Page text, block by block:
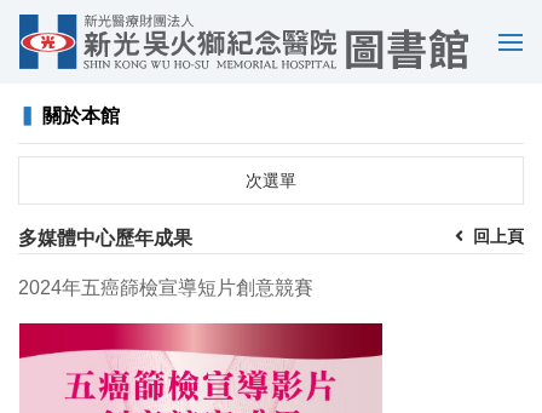
選
關於本館
次選單
多媒體中心歷年成果 回上頁
2024年五癌篩檢宣導短片創意競賽